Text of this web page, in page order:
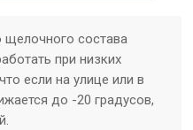
состава
при низких
если на улице или в
до -20 градусов,